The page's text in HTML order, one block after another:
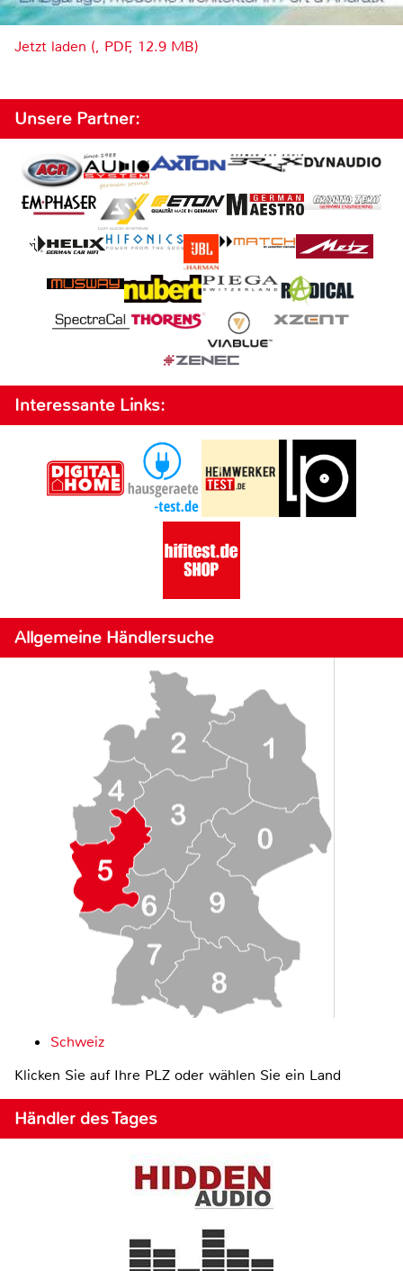
Jetzt laden (, PDF, 12.9 MB)
Unsere Partner:
Interessante Links:
Allgemeine Händlersuche
Schweiz
Klicken Sie auf Ihre PLZ oder wählen Sie ein Land
Händler des Tages